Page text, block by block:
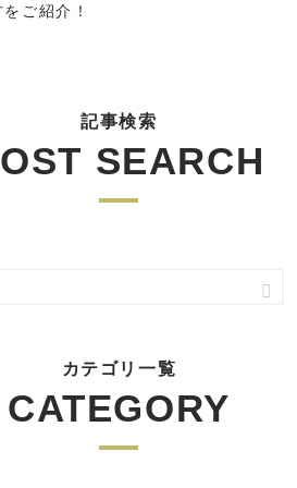
ご紹介！
記事検索
SEARCH
カテゴリ一覧
CATEGORY